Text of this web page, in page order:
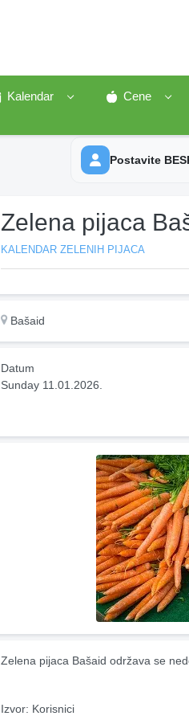
Kalendar Cene
Postavite
Zelena pijaca
KALENDAR ZELENIH PIJACA
Bašaid
Datum
Sunday 11.01.2026.
Zelena pijaca Bašaid održava se
Izvor: Korisnici